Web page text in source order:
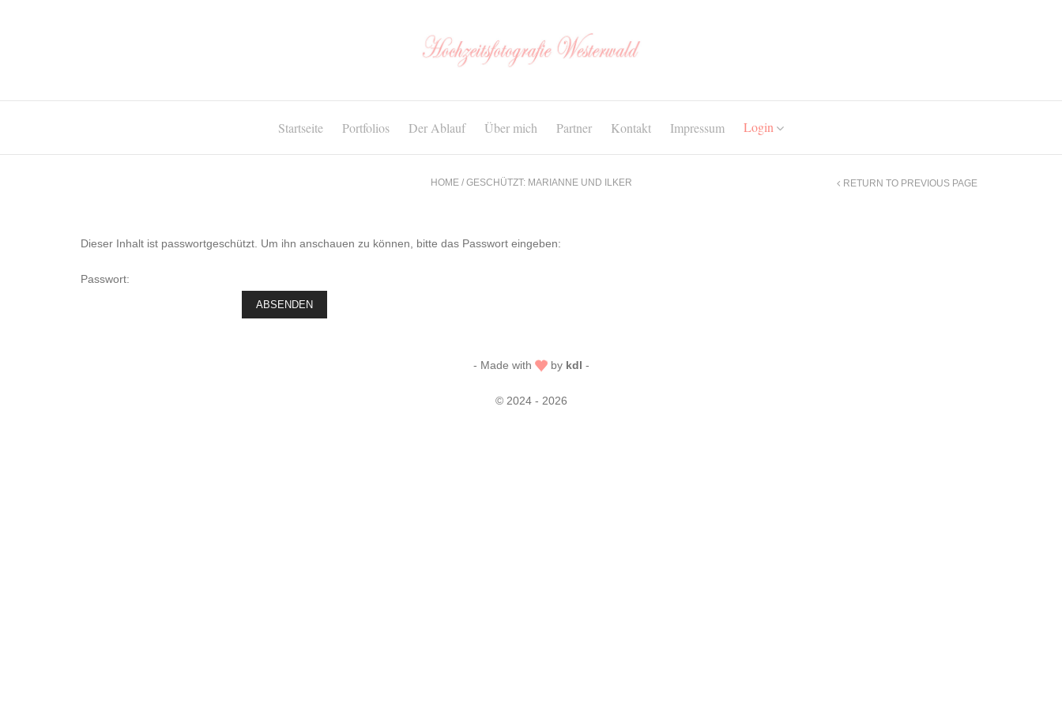
Startseite Portfolios Der Ablauf Über mich Partner Kontakt Impressum Login
HOME / GESCHÜTZT: MARIANNE UND ILKER RETURN TO PREVIOUS PAGE
Dieser Inhalt ist passwortgeschützt. Um ihn anschauen zu können, bitte das Passwort eingeben:
Passwort:
- Made with by kdl -
© 2024 - 2026